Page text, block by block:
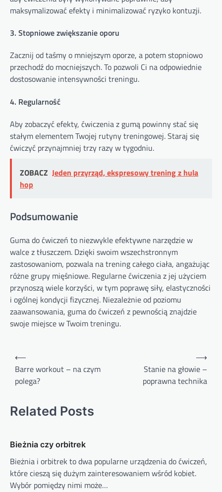
maksymalizować efekty i minimalizować ryzyko kontuzji.
3. Stopniowe zwiększanie oporu
Zacznij od taśmy o mniejszym oporze, a potem stopniowo
przechodź do mocniejszych. To pozwoli Ci na odpowiednie
dostosowanie intensywności treningu.
4. Regularność
Aby zobaczyć efekty, ćwiczenia z gumą powinny stać się
stałym elementem Twojej rutyny treningowej. Staraj się
ćwiczyć przynajmniej trzy razy w tygodniu.
ZOBACZ Jeden przyrząd, ekspresowy trening z hula
hop
Podsumowanie
Guma do ćwiczeń to niezwykle efektywne narzędzie w
walce z tłuszczem. Dzięki swoim wszechstronnym
zastosowaniom, pozwala na trening całego ciała, angażując
różne grupy mięśniowe. Regularne ćwiczenia z jej użyciem
przynoszą wiele korzyści, w tym poprawę siły, elastyczności
i ogólnej kondycji fizycznej. Niezależnie od poziomu
zaawansowania, guma do ćwiczeń z pewnością znajdzie
swoje miejsce w Twoim treningu.
Nawigacja
wpisu
⟵
Barre workout – na czym
polega?
Stanie na głowie –
poprawna technika
⟶
Related Posts
Bieżnia czy orbitrek
Bieżnia i orbitrek to dwa popularne urządzenia do ćwiczeń,
które cieszą się dużym zainteresowaniem wśród kobiet.
Wybór pomiędzy nimi może…